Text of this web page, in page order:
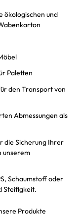
ökologischen und
Paletten
den Transport von
Abmessungen als
die Sicherung Ihrer
unserem
Schaumstoff oder
Steifigkeit.
Produkte